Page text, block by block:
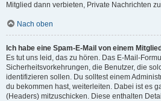
Mitglied dann verbieten, Private Nachrichten
Nach oben
Ich habe eine Spam-E-Mail von einem
Es tut uns leid, das zu hören. Das E-Mail-
Sicherheitsvorkehrungen, die Benutzer, die
identifizieren sollen. Du solltest einem
du bekommen hast, weiterleiten. Dabei ist es
(Headers) mitzuschicken. Diese enthalten